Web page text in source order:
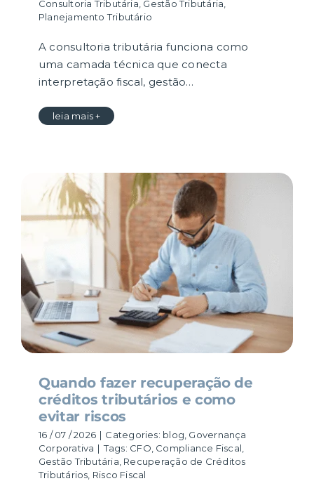
Consultoria Tributária Gestão Tributária
Planejamento Tributário
A consultoria tributária funciona como
uma camada técnica que conecta
interpretação fiscal, gestão…
leia mais +
Quando fazer recuperação de
créditos tributários e como
evitar riscos
16 / 07 / 2026 | Categories: blog Governança
Corporativa | Tags: CFO Compliance Fiscal
Gestão Tributária Recuperação de Créditos
Tributários Risco Fiscal